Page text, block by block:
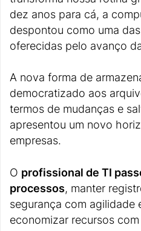
dez anos para cá, a
despontou como uma
oferecidas pelo avanço
A nova forma de
democratizado aos
termos de mudanças e
apresentou um novo
empresas.
O profissional de TI
processos, manter
segurança com agilidade
economizar recursos